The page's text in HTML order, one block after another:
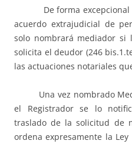
De forma excepcional el
acuerdo extrajudicial de
solo nombrará mediador si
solicita el deudor (246
las actuaciones notariales
Una vez nombrado
el Registrador se lo
traslado de la solicitud de
ordena expresamente la